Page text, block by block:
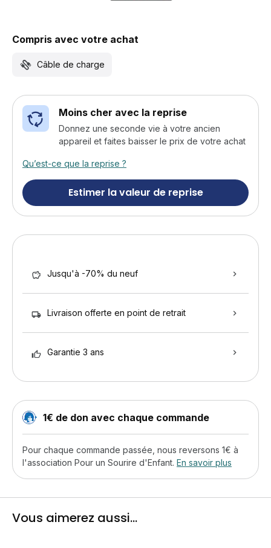
Compris avec votre achat
Câble de charge
Moins cher avec la reprise
Donnez une seconde vie à votre ancien
appareil et faites baisser le prix de votre achat
Qu’est-ce que la reprise ?
Estimer la valeur de reprise
Jusqu'à -70% du neuf
Livraison offerte en point de retrait
Garantie 3 ans
1€ de don avec chaque commande
Pour chaque commande passée, nous reversons 1€ à
l'association Pour un Sourire d'Enfant. En savoir plus
Vous aimerez aussi...